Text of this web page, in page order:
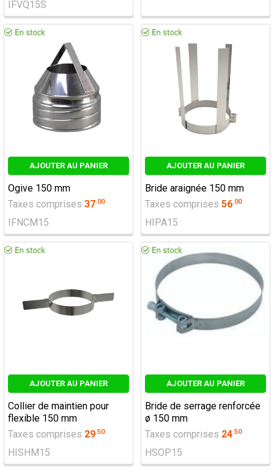
IFVQ15S
AJOUTER AU PANIER
Ogive 150 mm
Taxes comprises 37.00
IFNCM15
AJOUTER AU PANIER
Bride araignée 150 mm
Taxes comprises 56.00
HIPA15
AJOUTER AU PANIER
Collier de maintien pour
flexible 150 mm
Taxes comprises 29.50
HISHM15
AJOUTER AU PANIER
Bride de serrage renforcée
ø 150 mm
Taxes comprises 24.50
HSOP15